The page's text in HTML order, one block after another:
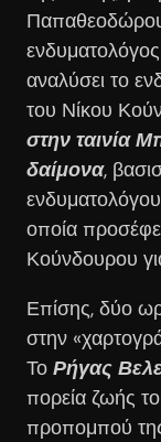
αναλύσει το
του Νίκου
στην ταινία
δαίμονα,
οποία
Κούνδουρου
Επίσης, δύο
στην
Το Ρήγας
πορεία ζωής
προπομπού